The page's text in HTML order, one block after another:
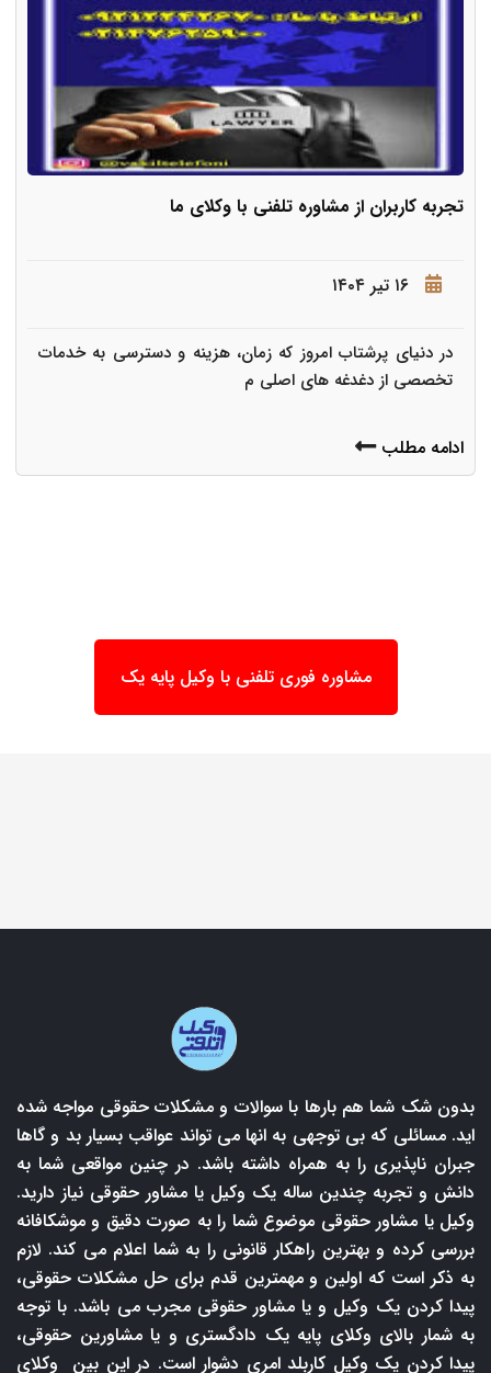
تجربه کاربران از مشاوره تلفنی با وکلای ما
۱۶ تیر ۱۴۰۴
در دنیای پرشتاب امروز که زمان، هزینه و دسترسی به خدمات
تخصصی از دغدغه های اصلی م
ادامه مطلب
مشاوره فوری تلفنی با وکیل پایه یک
بدون شک شما هم بارها با سوالات و مشکلات حقوقی مواجه شده
اید. مسائلی که بی توجهی به انها می تواند عواقب بسیار بد و گاها
جبران ناپذیری را به همراه داشته باشد. در چنین مواقعی شما به
دانش و تجربه چندین ساله یک وکیل یا مشاور حقوقی نیاز دارید.
وکیل یا مشاور حقوقی موضوع شما را به صورت دقیق و موشکافانه
بررسی کرده و بهترین راهکار قانونی را به شما اعلام می کند. لازم
به ذکر است که اولین و مهمترین قدم برای حل مشکلات حقوقی،
پیدا کردن یک وکیل و یا مشاور حقوقی مجرب می باشد. با توجه
به شمار بالای وکلای پایه یک دادگستری و یا مشاورین حقوقی،
پیدا کردن یک وکیل کاربلد امری دشوار است. در این بین وکلای